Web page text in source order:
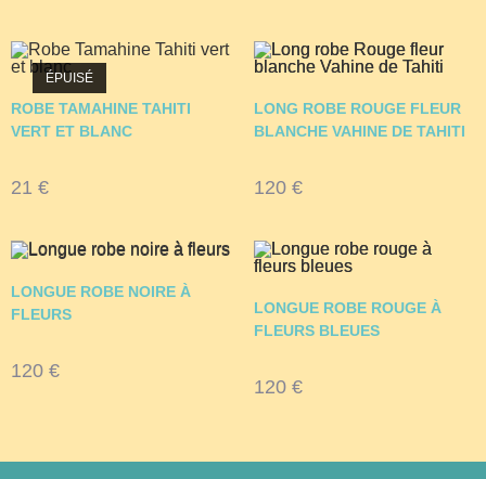
ÉPUISÉ
ROBE TAMAHINE TAHITI
VERT ET BLANC
21 €
LONG ROBE ROUGE FLEUR
BLANCHE VAHINE DE TAHITI
120 €
LONGUE ROBE NOIRE À
FLEURS
120 €
LONGUE ROBE ROUGE À
FLEURS BLEUES
120 €